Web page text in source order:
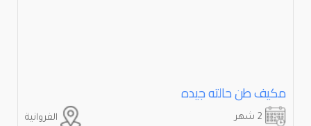
مكيف طن حالته جيده
الفروانية